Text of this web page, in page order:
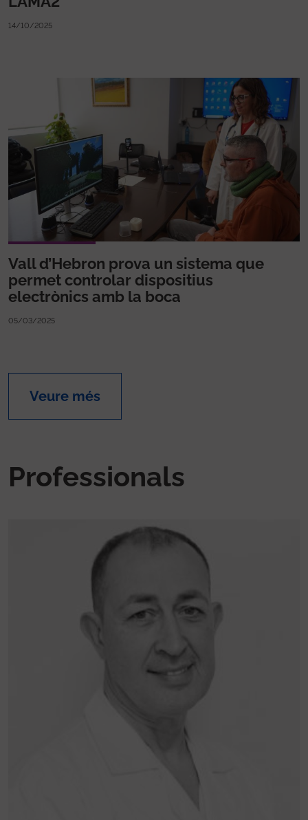
14/10/2025
Vall d’Hebron prova un sistema que
permet controlar dispositius
electrònics amb la boca
05/03/2025
Veure més
Professionals